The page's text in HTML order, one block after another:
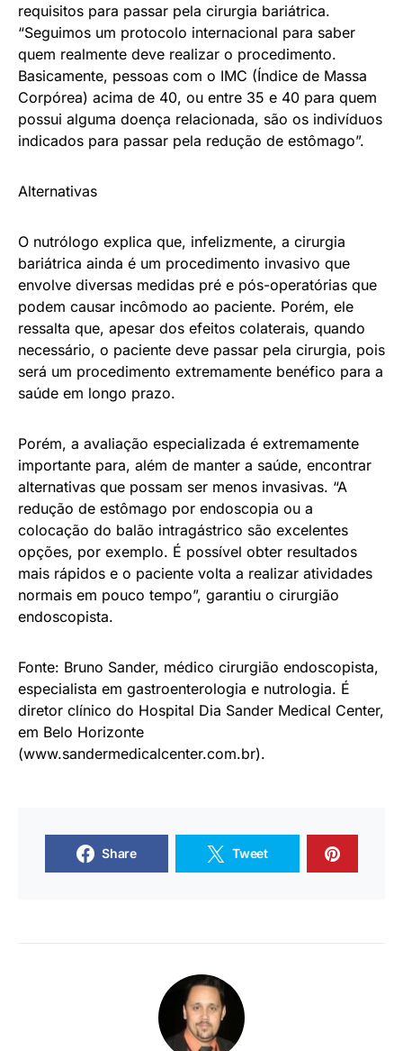
requisitos para passar pela cirurgia bariátrica.
“Seguimos um protocolo internacional para saber
quem realmente deve realizar o procedimento.
Basicamente, pessoas com o IMC (Índice de Massa
Corpórea) acima de 40, ou entre 35 e 40 para quem
possui alguma doença relacionada, são os indivíduos
indicados para passar pela redução de estômago”.
Alternativas
O nutrólogo explica que, infelizmente, a cirurgia
bariátrica ainda é um procedimento invasivo que
envolve diversas medidas pré e pós-operatórias que
podem causar incômodo ao paciente. Porém, ele
ressalta que, apesar dos efeitos colaterais, quando
necessário, o paciente deve passar pela cirurgia, pois
será um procedimento extremamente benéfico para a
saúde em longo prazo.
Porém, a avaliação especializada é extremamente
importante para, além de manter a saúde, encontrar
alternativas que possam ser menos invasivas. “A
redução de estômago por endoscopia ou a
colocação do balão intragástrico são excelentes
opções, por exemplo. É possível obter resultados
mais rápidos e o paciente volta a realizar atividades
normais em pouco tempo”, garantiu o cirurgião
endoscopista.
Fonte: Bruno Sander, médico cirurgião endoscopista,
especialista em gastroenterologia e nutrologia. É
diretor clínico do Hospital Dia Sander Medical Center,
em Belo Horizonte
(www.sandermedicalcenter.com.br).
Share Tweet